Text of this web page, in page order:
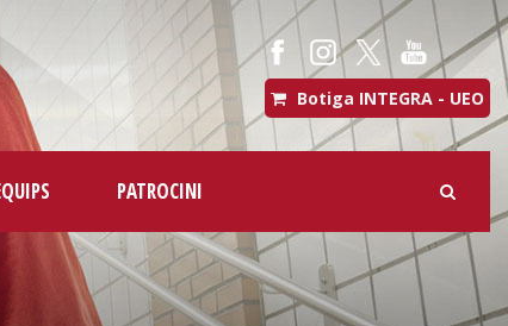
Botiga INTEGRA - UEO
PATROCINI